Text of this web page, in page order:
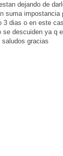
dejando de
suma
3 dias o en este
se descuiden ya q
gracias